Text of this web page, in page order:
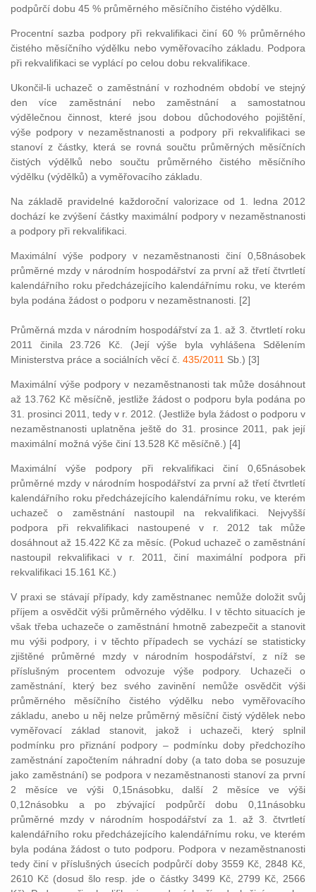
podpůrčí dobu 45 % průměrného měsíčního čistého výdělku.
Procentní sazba podpory při rekvalifikaci činí 60 % průměrného
čistého měsíčního výdělku nebo vyměřovacího základu. Podpora
při rekvalifikaci se vyplácí po celou dobu rekvalifikace.
Ukončil-li uchazeč o zaměstnání v rozhodném období ve stejný
den více zaměstnání nebo zaměstnání a samostatnou
výdělečnou činnost, které jsou dobou důchodového pojištění,
výše podpory v nezaměstnanosti a podpory při rekvalifikaci se
stanoví z částky, která se rovná součtu průměrných měsíčních
čistých výdělků nebo součtu průměrného čistého měsíčního
výdělku (výdělků) a vyměřovacího základu.
Na základě pravidelné každoroční valorizace od 1. ledna 2012
dochází ke zvýšení částky maximální podpory v nezaměstnanosti
a podpory při rekvalifikaci.
Maximální výše podpory v nezaměstnanosti činí 0,58násobek
průměrné mzdy v národním hospodářství za první až třetí čtvrtletí
kalendářního roku předcházejícího kalendářnímu roku, ve kterém
byla podána žádost o podporu v nezaměstnanosti. [2]
Průměrná mzda v národním hospodářství za 1. až 3. čtvrtletí roku
2011 činila 23.726 Kč. (Její výše byla vyhlášena Sdělením
Ministerstva práce a sociálních věcí č. 435/2011 Sb.) [3]
Maximální výše podpory v nezaměstnanosti tak může dosáhnout
až 13.762 Kč měsíčně, jestliže žádost o podporu byla podána po
31. prosinci 2011, tedy v r. 2012. (Jestliže byla žádost o podporu v
nezaměstnanosti uplatněna ještě do 31. prosince 2011, pak její
maximální možná výše činí 13.528 Kč měsíčně.) [4]
Maximální výše podpory při rekvalifikaci činí 0,65násobek
průměrné mzdy v národním hospodářství za první až třetí čtvrtletí
kalendářního roku předcházejícího kalendářnímu roku, ve kterém
uchazeč o zaměstnání nastoupil na rekvalifikaci. Nejvyšší
podpora při rekvalifikaci nastoupené v r. 2012 tak může
dosáhnout až 15.422 Kč za měsíc. (Pokud uchazeč o zaměstnání
nastoupil rekvalifikaci v r. 2011, činí maximální podpora při
rekvalifikaci 15.161 Kč.)
V praxi se stávají případy, kdy zaměstnanec nemůže doložit svůj
příjem a osvědčit výši průměrného výdělku. I v těchto situacích je
však třeba uchazeče o zaměstnání hmotně zabezpečit a stanovit
mu výši podpory, i v těchto případech se vychází se statisticky
zjištěné průměrné mzdy v národním hospodářství, z níž se
příslušným procentem odvozuje výše podpory. Uchazeči o
zaměstnání, který bez svého zavinění nemůže osvědčit výši
průměrného měsíčního čistého výdělku nebo vyměřovacího
základu, anebo u něj nelze průměrný měsíční čistý výdělek nebo
vyměřovací základ stanovit, jakož i uchazeči, který splnil
podmínku pro přiznání podpory – podmínku doby předchozího
zaměstnání započtením náhradní doby (a tato doba se posuzuje
jako zaměstnání) se podpora v nezaměstnanosti stanoví za první
2 měsíce ve výši 0,15násobku, další 2 měsíce ve výši
0,12násobku a po zbývající podpůrčí dobu 0,11násobku
průměrné mzdy v národním hospodářství za 1. až 3. čtvrtletí
kalendářního roku předcházejícího kalendářnímu roku, ve kterém
byla podána žádost o tuto podporu. Podpora v nezaměstnanosti
tedy činí v příslušných úsecích podpůrčí doby 3559 Kč, 2848 Kč,
2610 Kč (dosud šlo resp. jde o částky 3499 Kč, 2799 Kč, 2566